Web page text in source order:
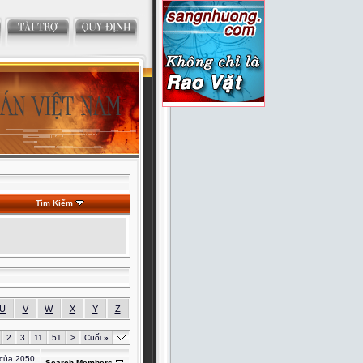
Tìm Kiếm
U V W X Y Z
2 3 11 51 > Cuối »
2050